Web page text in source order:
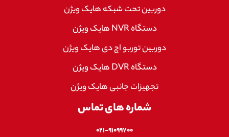
دوربین تحت شبکه هایک ویژن
دستگاه NVR هایک ویژن
دوربین توربو اچ دی هایک ویژن
دستگاه DVR هایک ویژن
تجهیزات جانبی هایک ویژن
شماره های تماس
۰۲۱-۹۱۰۹۹۷۰۰